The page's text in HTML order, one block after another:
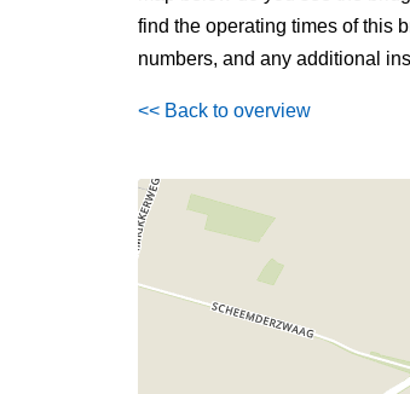
find the operating times of this
numbers, and any additional
<< Back to overview